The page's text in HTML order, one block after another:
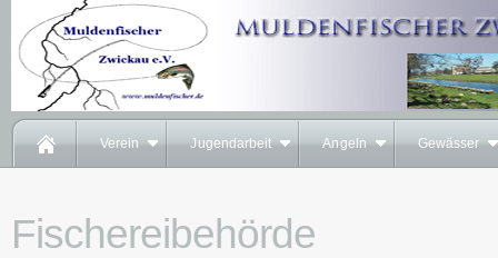
Verein Jugendarbeit Angeln Gewässer
Fischereibehörde